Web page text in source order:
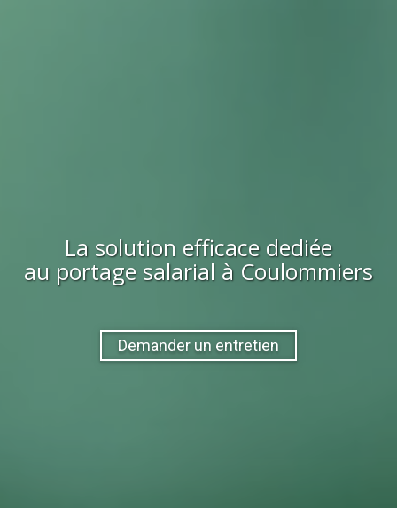
La solution efficace dediée
au portage salarial à Coulommiers
Demander un entretien